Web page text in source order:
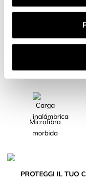
Microfibra
morbida
PROTEGGI IL TUO